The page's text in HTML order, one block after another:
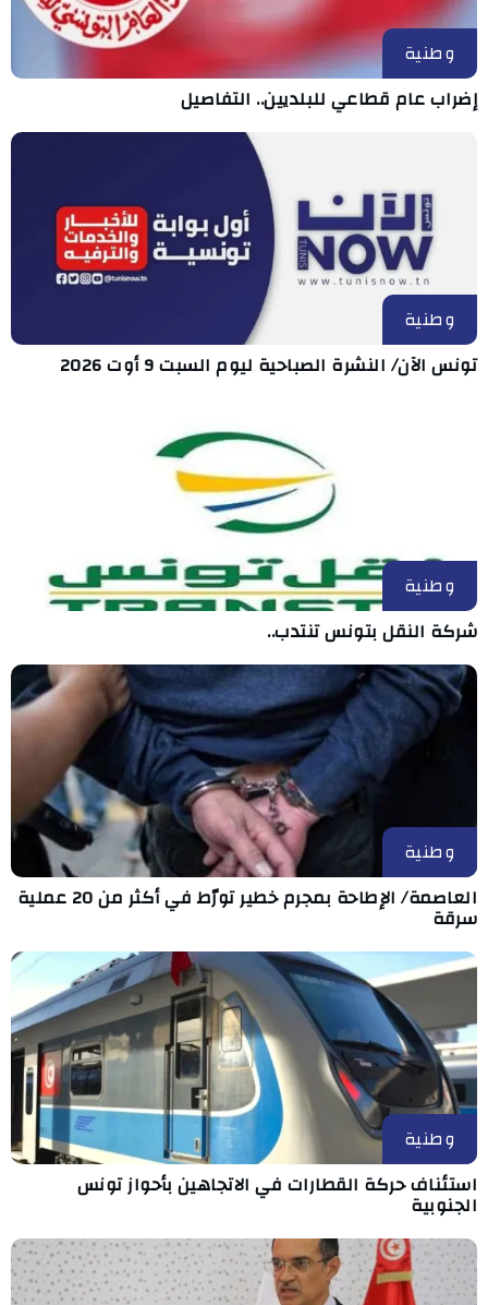
وطنية
إضراب عام قطاعي للبلديين.. التفاصيل
وطنية
تونس الآن/ النشرة الصباحية ليوم السبت 9 أوت 2026
وطنية
شركة النقل بتونس تنتدب..
وطنية
العاصمة/ الإطاحة بمجرم خطير تورّط في أكثر من 20 عملية
سرقة
وطنية
استئناف حركة القطارات في الاتجاهين بأحواز تونس
الجنوبية